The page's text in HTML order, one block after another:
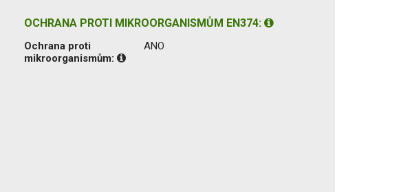
OCHRANA PROTI MIKROORGANISMŮM EN374:
Ochrana proti
mikroorganismům:
ANO